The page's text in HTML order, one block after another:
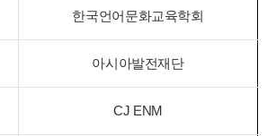
한국언어문화교육학회
아시아발전재단
CJ ENM